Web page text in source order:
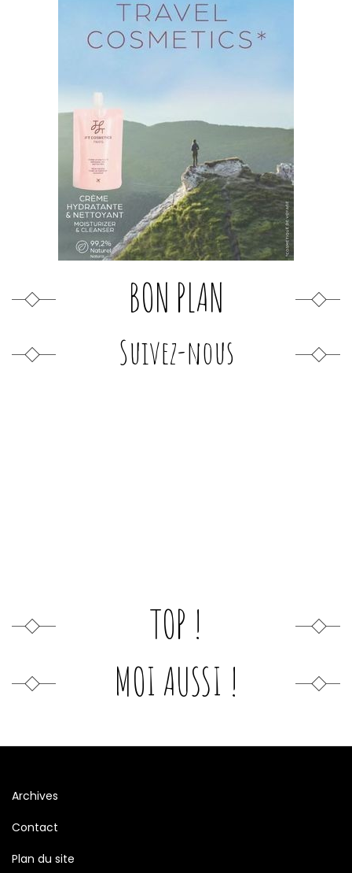
BON PLAN
Suivez-nous
TOP !
MOI AUSSI !
Archives
Contact
Plan du site